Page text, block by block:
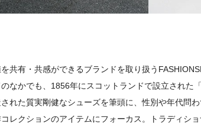
共有・共感ができるブランドを取り扱う
なかでも、1856年にスコットランドで設立された
れた質実剛健なシューズを筆頭に、性別や年代問
レクションのアイテムにフォーカス。トラディシ